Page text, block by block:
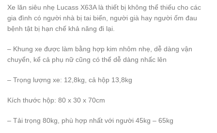
Xe lăn siêu nhẹ Lucass X63A là thiết bị không thể thiếu cho các
gia đình có người nhà bị tai biến, người già hay người ốm đau
bệnh tật bị hạn chế khả năng đi lại.
– Khung xe được làm bằng hợp kim nhôm nhẹ, dễ dàng vận
chuyển, kể cả phụ nữ cũng có thể dễ dàng nhấc lên
– Trọng lượng xe: 12,8kg, cả hộp 13,8kg
Kích thước hộp: 80 x 30 x 70cm
– Tải trọng 80kg, phù hợp nhất với người 45kg – 65kg